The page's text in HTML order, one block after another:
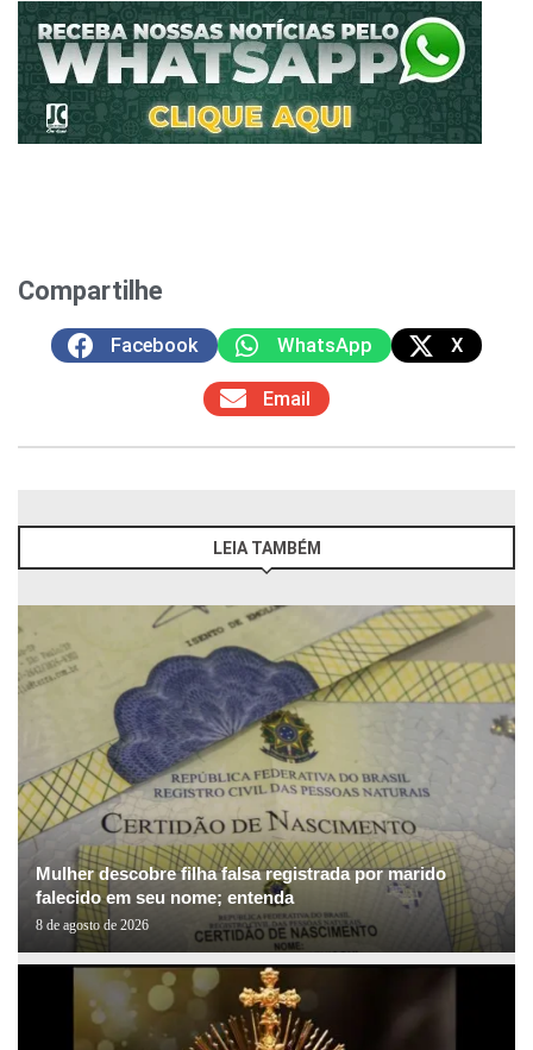
Compartilhe
Facebook WhatsApp X
Email
LEIA TAMBÉM
Mulher descobre filha falsa registrada por marido
falecido em seu nome; entenda
8 de agosto de 2026